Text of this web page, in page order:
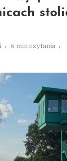
5 min czytania